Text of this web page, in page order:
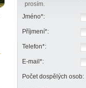
prosím.
Jméno*:
Příjmení*:
Telefon*:
E-mail*:
Počet dospělých osob: